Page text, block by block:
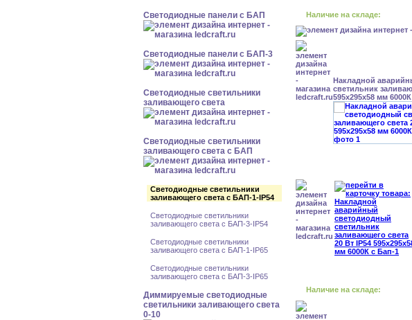
Cветодиодные панели с БАП
Cветодиодные панели с БАП-3
Светодиодные светильники
заливающего света
Светодиодные светильники
заливающего света с БАП
Светодиодные светильники
заливающего света с БАП-1-IP54
Светодиодные светильники
заливающего света с БАП-3-IP54
Светодиодные светильники
заливающего света с БАП-1-IP65
Светодиодные светильники
заливающего света с БАП-3-IP65
Диммируемые светодиодные
светильники заливающего света
0-10
Наличие на складе:
Накладной
светильник
595x295x58 мм
Наличие на складе: